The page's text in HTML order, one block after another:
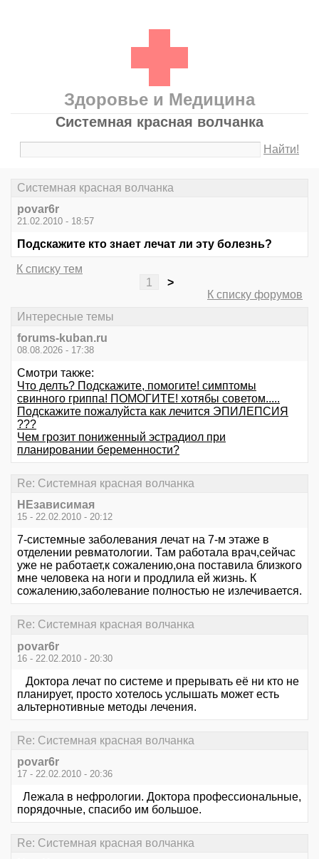
Здоровье и Медицина
Системная красная волчанка
Найти!
Системная красная волчанка
povar6r
21.02.2010 - 18:57
Подскажите кто знает лечат ли эту болезнь?
К списку тем
1
>
К списку форумов
Интересные темы
forums-kuban.ru
08.08.2026 - 17:38
Смотри также:
Что делть? Подскажите, помогите! симптомы
свинного гриппа! ПОМОГИТЕ! хотябы советом.....
Подскажите пожалуйста как лечится ЭПИЛЕПСИЯ
???
Чем грозит пониженный эстрадиол при
планировании беременности?
Re: Системная красная волчанка
НЕзависимая
15 - 22.02.2010 - 20:12
7-системные заболевания лечат на 7-м этаже в
отделении ревматологии. Там работала врач,сейчас
уже не работает,к сожалению,она поставила близкого
мне человека на ноги и продлила ей жизнь. К
сожалению,заболевание полностью не излечивается.
Re: Системная красная волчанка
povar6r
16 - 22.02.2010 - 20:30
Доктора лечат по системе и прерывать её ни кто не
планирует, просто хотелось услышать может есть
альтернотивные методы лечения.
Re: Системная красная волчанка
povar6r
17 - 22.02.2010 - 20:36
Лежала в нефрологии. Доктора профессиональные,
порядочные, спасибо им большое.
Re: Системная красная волчанка